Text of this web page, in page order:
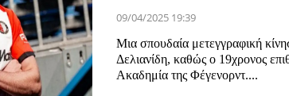
09/04/2025 19:39
Μια σπουδαία μετεγγραφική
Δελιανίδη, καθώς ο 19χρονος
Ακαδημία της Φέγενορντ....